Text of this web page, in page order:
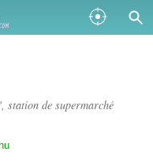
station de supermarché